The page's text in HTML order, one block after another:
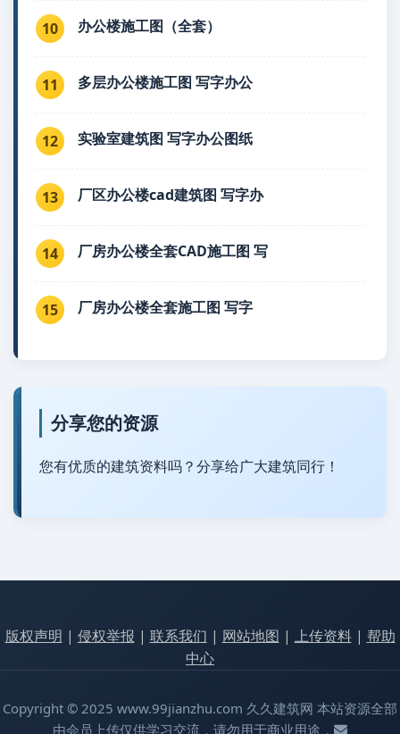
10 办公楼施工图（全套）
11 多层办公楼施工图 写字办公
12 实验室建筑图 写字办公图纸
13 厂区办公楼cad建筑图 写字办
14 厂房办公楼全套CAD施工图 写
15 厂房办公楼全套施工图 写字
分享您的资源
您有优质的建筑资料吗？分享给广大建筑同行！
版权声明 | 侵权举报 | 联系我们 | 网站地图 | 上传资料| 帮助
中心
Copyright © 2025 www.99jianzhu.com 久久建筑网 本站资源全部
由会员上传仅供学习交流，请勿用于商业用途，